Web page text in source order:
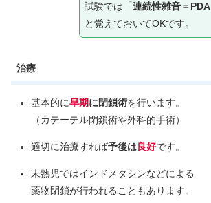
試験では「連続性雑音＝PDA
と覚えておいてOKです。
治療
基本的に早期に閉鎖術を行います。
（カテーテル閉鎖術や外科的手術）
適切に治療すれば予後は良好です。
未熟児ではインドメタシンなどによる
薬物閉鎖が行われることもあります。